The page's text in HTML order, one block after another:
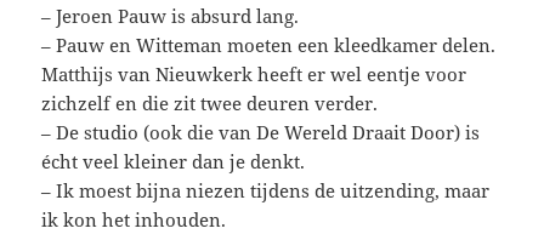
– Jeroen Pauw is absurd lang.
– Pauw en Witteman moeten een kleedkamer delen.
Matthijs van Nieuwkerk heeft er wel eentje voor
zichzelf en die zit twee deuren verder.
– De studio (ook die van De Wereld Draait Door) is
écht veel kleiner dan je denkt.
– Ik moest bijna niezen tijdens de uitzending, maar
ik kon het inhouden.